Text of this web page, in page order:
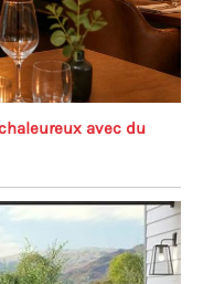
avec du